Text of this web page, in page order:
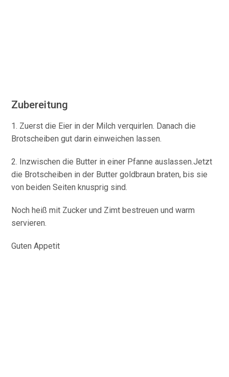
Zubereitung
1. Zuerst die Eier in der Milch verquirlen. Danach die
Brotscheiben gut darin einweichen lassen.
2. Inzwischen die Butter in einer Pfanne auslassen.Jetzt
die Brotscheiben in der Butter goldbraun braten, bis sie
von beiden Seiten knusprig sind.
Noch heiß mit Zucker und Zimt bestreuen und warm
servieren.
Guten Appetit